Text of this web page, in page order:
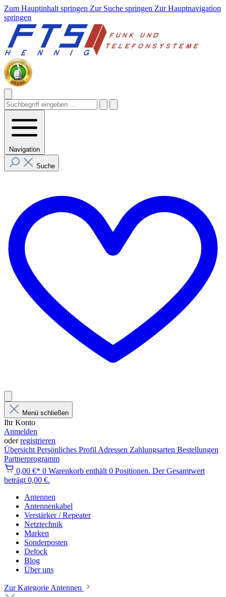
Zum Hauptinhalt springen Zur Suche springen Zur Hauptnavigation
springen
Navigation
Suche
Menü schließen
Ihr Konto
Anmelden
oderregistrieren
Übersicht Persönliches Profil Adressen Zahlungsarten Bestellungen
Partnerprogramm
0,00 €* 0 Warenkorb enthält 0 Positionen. Der Gesamtwert
beträgt 0,00 €.
Antennen
Antennenkabel
Verstärker / Repeater
Netztechnik
Marken
Sonderposten
Delock
Blog
Über uns
Zur Kategorie Antennen